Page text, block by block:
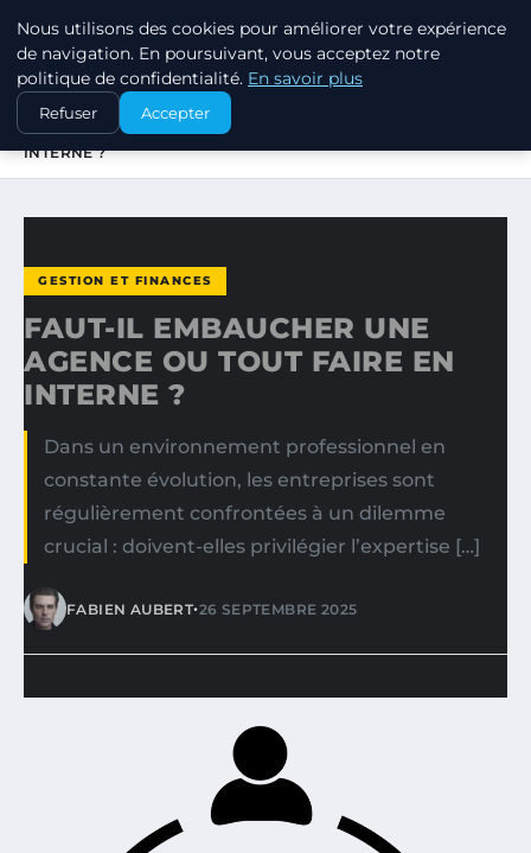
MARKETING STRATEGIQUE
ACCUEIL
GESTION ET FINANCES
FAUT-IL EMBAUCHER UNE AGENCE OU TOUT FAIRE EN
INTERNE ?
GESTION ET FINANCES
FAUT-IL EMBAUCHER UNE
AGENCE OU TOUT FAIRE EN
INTERNE ?
Dans un environnement professionnel en
constante évolution, les entreprises sont
régulièrement confrontées à un dilemme
crucial : doivent-elles privilégier l’expertise […]
FABIEN AUBERT•26 SEPTEMBRE 2025
Nous utilisons des cookies pour améliorer votre expérience
de navigation. En poursuivant, vous acceptez notre
politique de confidentialité. En savoir plus
Refuser Accepter